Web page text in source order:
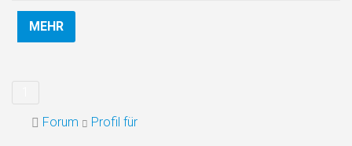
MEHR
Forum
Profil für